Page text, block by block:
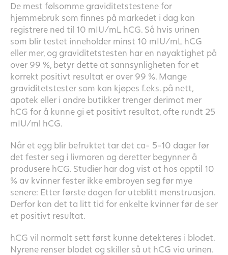
De mest følsomme graviditetstestene for
hjemmebruk som finnes på markedet i dag kan
registrere ned til 10 mIU/mL hCG. Så hvis urinen
som blir testet inneholder minst 10 mIU/mL hCG
eller mer, og graviditetstesten har en nøyaktighet på
over 99 %, betyr dette at sannsynligheten for et
korrekt positivt resultat er over 99 %. Mange
graviditetstester som kan kjøpes f.eks. på nett,
apotek eller i andre butikker trenger derimot mer
hCG for å kunne gi et positivt resultat, ofte rundt 25
mIU/ml hCG.
Når et egg blir befruktet tar det ca- 5-10 dager før
det fester seg i livmoren og deretter begynner å
produsere hCG. Studier har dog vist at hos opptil 10
% av kvinner fester ikke embroyen seg før mye
senere: Etter første dagen for uteblitt menstruasjon.
Derfor kan det ta litt tid for enkelte kvinner før de ser
et positivt resultat.
hCG vil normalt sett først kunne detekteres i blodet.
Nyrene renser blodet og skiller så ut hCG via urinen.